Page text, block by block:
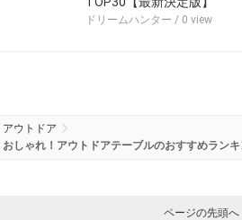
ドリームハンター / 0 view
アウトドア
おしゃれ！アウトドアテーブルのおすすめランキ
ページの先頭へ